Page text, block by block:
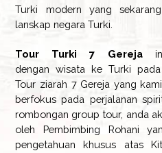
Turki modern yang
lanskap negara Turki.
Tour Turki 7 Gerejaini
dengan wisata ke Turki pada
Tour ziarah 7 Gereja yang
berfokus pada perjalanan
rombongan group tour, anda
oleh Pembimbing Rohani
pengetahuan khusus atas